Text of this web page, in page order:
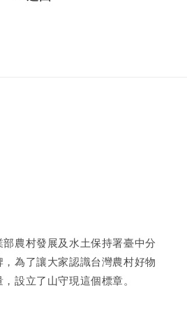
部農村發展及水土保持署臺中分
為了讓大家認識台灣農村好物
設立了山守現這個標章。